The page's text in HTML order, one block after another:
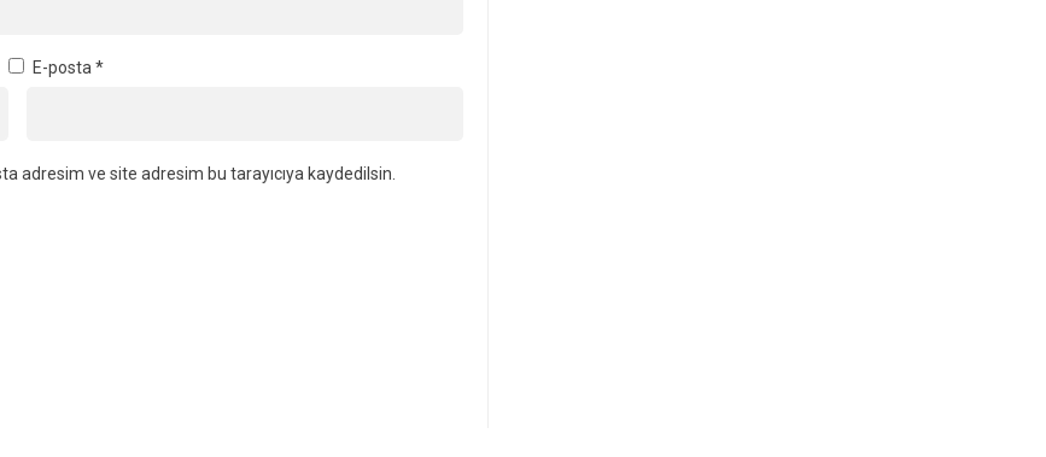
E-posta *
adresim ve site adresim bu tarayıcıya kaydedilsin.